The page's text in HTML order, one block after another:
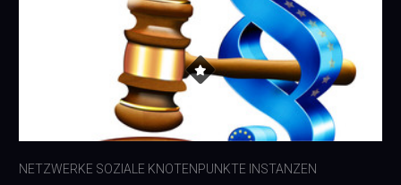
NETZWERKE SOZIALE KNOTENPUNKTE INSTANZEN